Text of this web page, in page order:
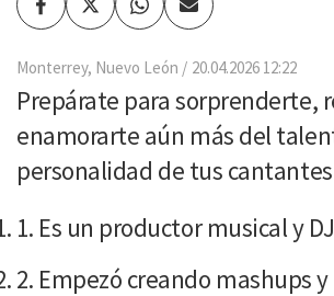
FacebookTwitterWhatsapp
Enviar
por
Monterrey, Nuevo León 20.04.2026 12:22
Prepárate para sorprenderte,
enamorarte aún más del
personalidad de tus
Es un productor musical y
Empezó creando mashups